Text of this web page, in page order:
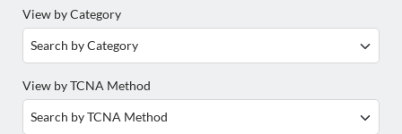
View by Category
View by TCNA Method